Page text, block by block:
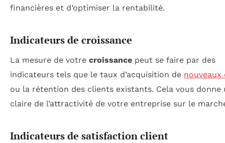
financières et d’optimiser la rentabilité.
Indicateurs de croissance
La mesure de votre croissance peut se faire par des
indicateurs tels que le taux d’acquisition de nouveaux
ou la rétention des clients existants. Cela vous donne
claire de l’attractivité de votre entreprise sur le
Indicateurs de satisfaction client